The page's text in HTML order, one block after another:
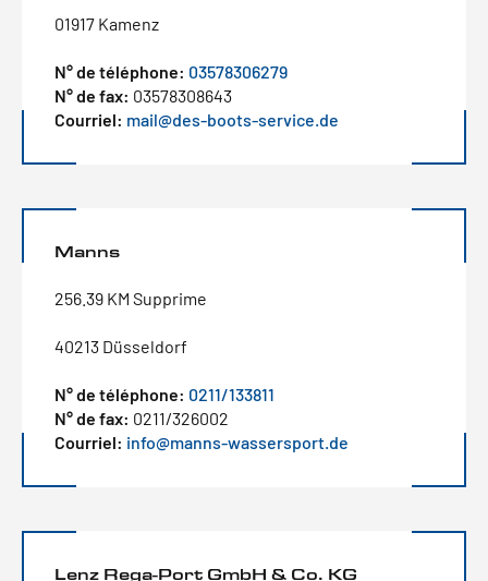
01917 Kamenz
N° de téléphone: 03578306279
N° de fax: 03578308643
Courriel: mail@des-boots-service.de
Manns
256.39 KM Supprime
40213 Düsseldorf
N° de téléphone: 0211/133811
N° de fax: 0211/326002
Courriel: info@manns-wassersport.de
Lenz Rega-Port GmbH & Co. KG